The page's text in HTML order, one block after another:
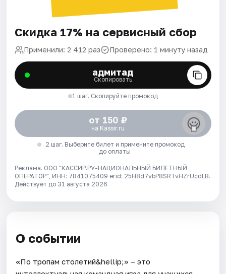
Скидка 17% на сервисный сбор
Применили: 2 412 раз Проверено: 1 минуту назад
адмитад
Скопировать
1 шаг. Скопируйте промокод
от 150 ₽
на Kassir.ru
2 шаг. Выберите билет и примените промокод
до оплаты
Реклама. ООО "КАССИР.РУ-НАЦИОНАЛЬНЫЙ БИЛЕТНЫЙ
ОПЕРАТОР", ИНН: 7841075409 erid: 25H8d7vbP8SRTvHZrUcdLB.
Действует до 31 августа 2026
О событии
«По тропам столетий&hellip;» – это